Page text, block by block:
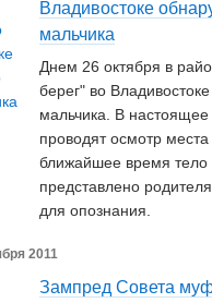
Владивостоке
мальчика
Днем 26 октября в
берег" во
мальчика. В
проводят осмотр
ближайшее время тело
представлено
для опознания.
2011
Зампред Совета